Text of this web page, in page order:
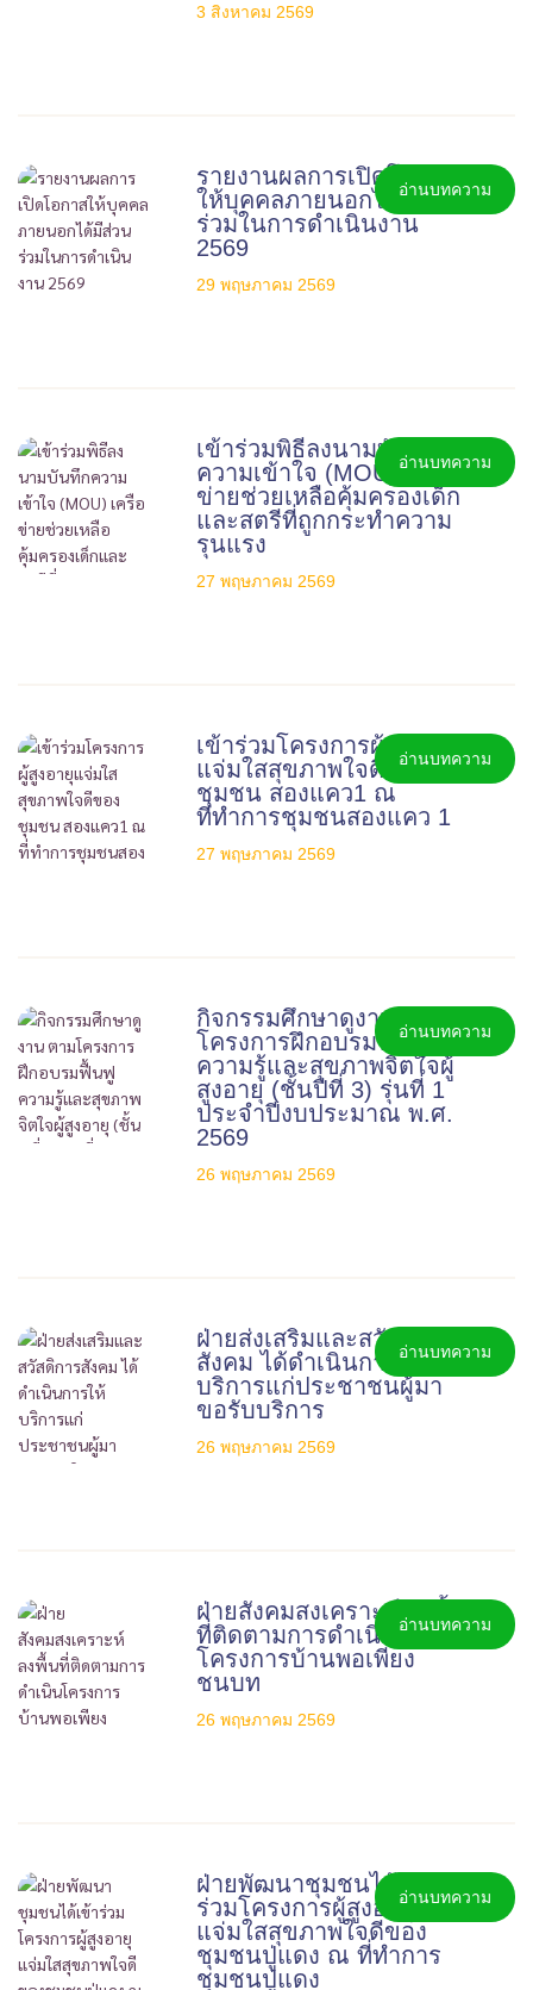
3 สิงหาคม 2569
รายงานผลการเปิดโอกาส
ให้บุคคลภายนอกได้มีส่วน
ร่วมในการดำเนินงาน
2569
29 พฤษภาคม 2569
อ่านบทความ
เข้าร่วมพิธีลงนามบันทึก
ความเข้าใจ (MOU) เครือ
ข่ายช่วยเหลือคุ้มครองเด็ก
และสตรีที่ถูกกระทำความ
รุนแรง
27 พฤษภาคม 2569
อ่านบทความ
เข้าร่วมโครงการผู้สูงอายุ
แจ่มใสสุขภาพใจดีของ
ชุมชน สองแคว1 ณ
ที่ทำการชุมชนสองแคว 1
27 พฤษภาคม 2569
อ่านบทความ
กิจกรรมศึกษาดูงาน ตาม
โครงการฝึกอบรมฟื้นฟู
ความรู้และสุขภาพจิตใจผู้
สูงอายุ (ชั้นปีที่ 3) รุ่นที่ 1
ประจำปีงบประมาณ พ.ศ.
2569
26 พฤษภาคม 2569
อ่านบทความ
ฝ่ายส่งเสริมและสวัสดิการ
สังคม ได้ดำเนินการให้
บริการแก่ประชาชนผู้มา
ขอรับบริการ
26 พฤษภาคม 2569
อ่านบทความ
ฝ่ายสังคมสงเคราะห์ ลงพื้น
ที่ติดตามการดำเนิน
โครงการบ้านพอเพียง
ชนบท
26 พฤษภาคม 2569
อ่านบทความ
ฝ่ายพัฒนาชุมชนได้เข้า
ร่วมโครงการผู้สูงอายุ
แจ่มใสสุขภาพใจดีของ
ชุมชนปู่แดง ณ ที่ทำการ
ชุมชนปู่แดง
อ่านบทความ